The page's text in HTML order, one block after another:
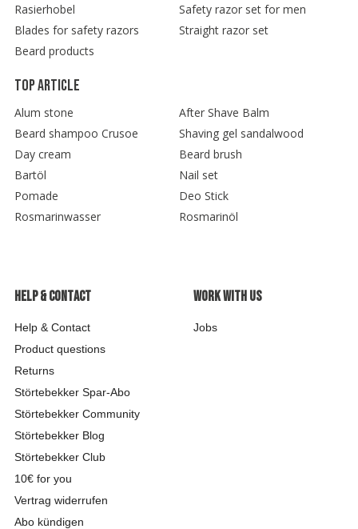
Rasierhobel
Safety razor set for men
Blades for safety razors
Straight razor set
Beard products
Top article
Alum stone
After Shave Balm
Beard shampoo Crusoe
Shaving gel sandalwood
Day cream
Beard brush
Bartöl
Nail set
Pomade
Deo Stick
Rosmarinwasser
Rosmarinöl
Help & contact
Help & Contact
Product questions
Returns
Störtebekker Spar-Abo
Störtebekker Community
Störtebekker Blog
Störtebekker Club
10€ for you
Vertrag widerrufen
Abo kündigen
Work with us
Jobs